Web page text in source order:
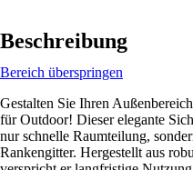
Beschreibung
Bereich überspringen
Gestalten Sie Ihren
für Outdoor! Dieser elegante
nur schnelle Raumteilung,
Rankengitter. Hergestellt aus